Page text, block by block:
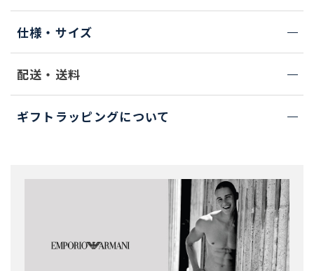
仕様・サイズ
配送・送料
ギフトラッピングについて